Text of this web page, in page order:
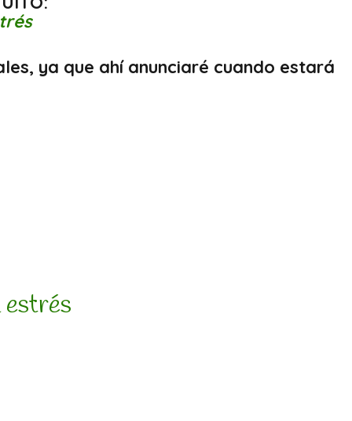
ya que ahí anunciaré cuando estará
estrés